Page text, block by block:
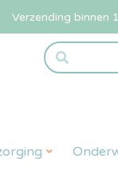
Verzending binnen